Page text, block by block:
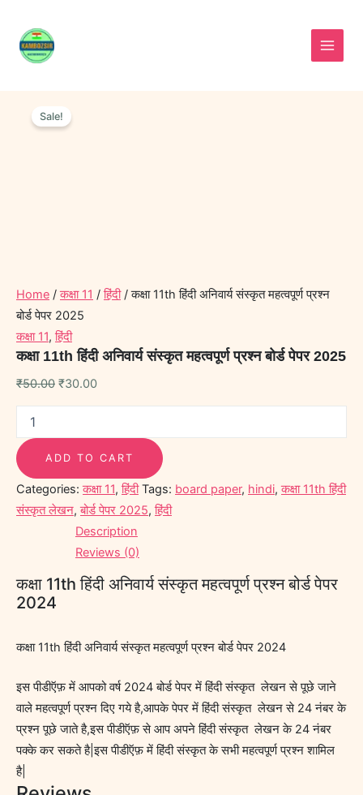
content
Sale!
Home /कक्षा 11 /हिंदी/ कक्षा 11th हिंदी अनिवार्य संस्कृत महत्वपूर्ण प्रश्न
बोर्ड पेपर 2025
कक्षा 11,हिंदी
कक्षा 11th हिंदी अनिवार्य संस्कृत महत्वपूर्ण प्रश्न बोर्ड पेपर 2025
₹50.00
price
₹30.00
ADD TO CART
Categories:कक्षा 11,हिंदी Tags: board paper, hindi,कक्षा 11th हिंदी
संस्कृत लेखन,बोर्ड पेपर 2025,हिंदी
Description
Reviews (0)
कक्षा 11th हिंदी अनिवार्य संस्कृत महत्वपूर्ण प्रश्न बोर्ड पेपर
2024
कक्षा 11th हिंदी अनिवार्य संस्कृत महत्वपूर्ण प्रश्न बोर्ड पेपर 2024
इस पीडीऍफ़ में आपको वर्ष 2024 बोर्ड पेपर में हिंदी संस्कृत लेखन से पूछे जाने
वाले महत्वपूर्ण प्रश्न दिए गये है,आपके पेपर में हिंदी संस्कृत लेखन से 24 नंबर के
प्रश्न पूछे जाते है,इस पीडीऍफ़ से आप अपने हिंदी संस्कृत लेखन के 24 नंबर
पक्के कर सकते है|इस पीडीऍफ़ में हिंदी संस्कृत के सभी महत्वपूर्ण प्रश्न शामिल
है|